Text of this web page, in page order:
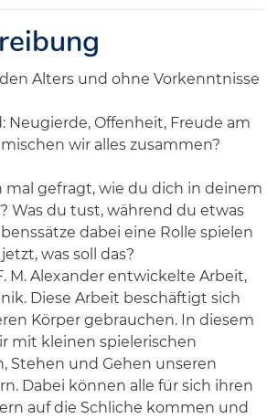
Alters und ohne Vorkenntnisse
Neugierde, Offenheit, Freude am
wir alles zusammen?
mal gefragt, wie du dich in deinem
Was du tust, während du etwas
dabei eine Rolle spielen
was soll das?
M. Alexander entwickelte Arbeit,
Diese Arbeit beschäftigt sich
Körper gebrauchen. In diesem
mit kleinen spielerischen
Stehen und Gehen unseren
Dabei können alle für sich ihren
auf die Schliche kommen und